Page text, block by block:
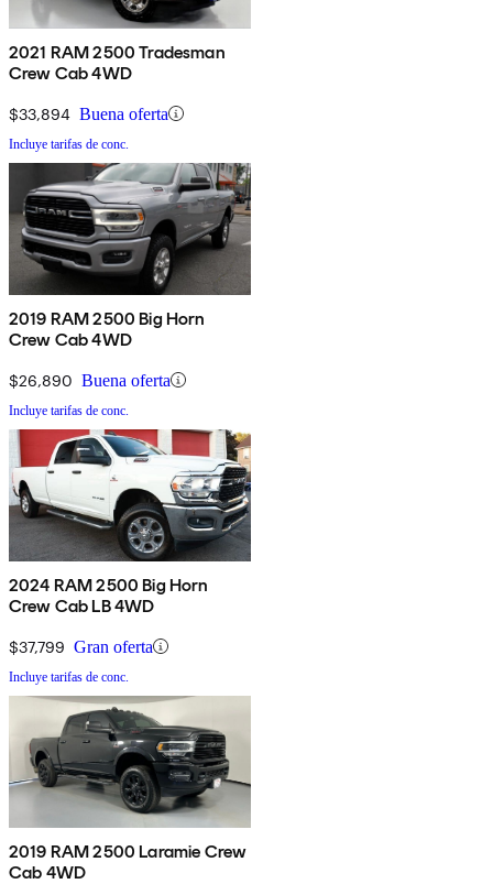
2021 RAM 2500 Tradesman
Crew Cab 4WD
$33,894 Buena oferta
Incluye tarifas de conc.
2019 RAM 2500 Big Horn
Crew Cab 4WD
$26,890 Buena oferta
Incluye tarifas de conc.
2024 RAM 2500 Big Horn
Crew Cab LB 4WD
$37,799 Gran oferta
Incluye tarifas de conc.
2019 RAM 2500 Laramie Crew
Cab 4WD